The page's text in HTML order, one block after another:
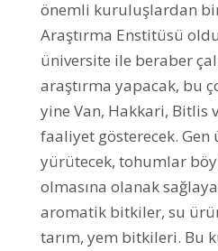
önemli kuruluşlardan
Araştırma Enstitüsü
üniversite ile beraber
araştırma yapacak, bu
yine Van, Hakkari, Bitlis
faaliyet gösterecek. Gen
yürütecek, tohumlar
olmasına olanak
aromatik bitkiler, su
tarım, yem bitkileri. Bu